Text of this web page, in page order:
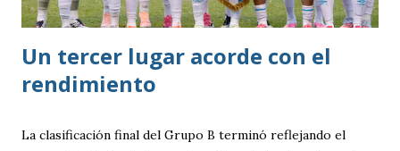
Un tercer lugar acorde con el
rendimiento
La clasificación final del Grupo B terminó reflejando el